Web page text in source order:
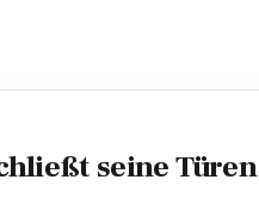
seine Türen